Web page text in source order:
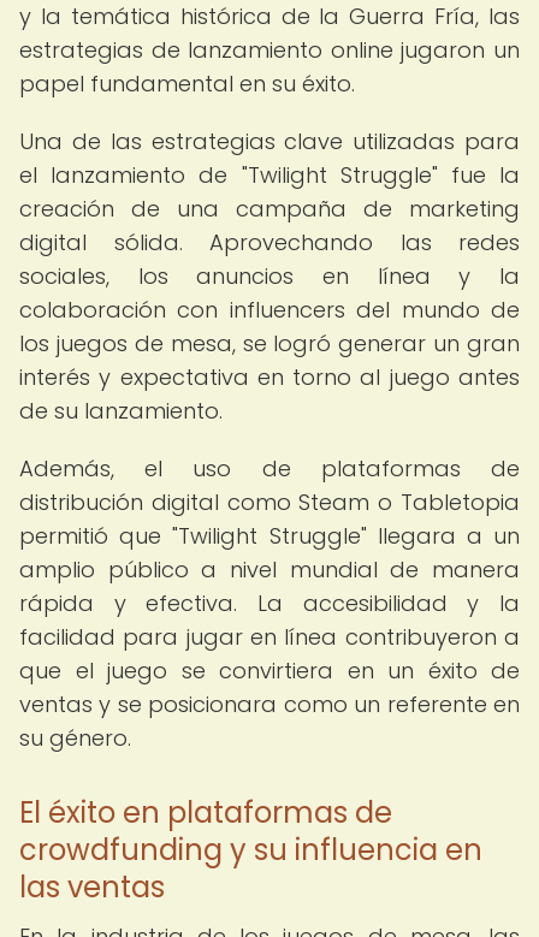
y la temática histórica de la Guerra Fría, las
estrategias de lanzamiento online jugaron un
papel fundamental en su éxito.
Una de las estrategias clave utilizadas para
el lanzamiento de "Twilight Struggle" fue la
creación de una campaña de marketing
digital sólida. Aprovechando las redes
sociales, los anuncios en línea y la
colaboración con influencers del mundo de
los juegos de mesa, se logró generar un gran
interés y expectativa en torno al juego antes
de su lanzamiento.
Además, el uso de plataformas de
distribución digital como Steam o Tabletopia
permitió que "Twilight Struggle" llegara a un
amplio público a nivel mundial de manera
rápida y efectiva. La accesibilidad y la
facilidad para jugar en línea contribuyeron a
que el juego se convirtiera en un éxito de
ventas y se posicionara como un referente en
su género.
El éxito en plataformas de
crowdfunding y su influencia en
las ventas